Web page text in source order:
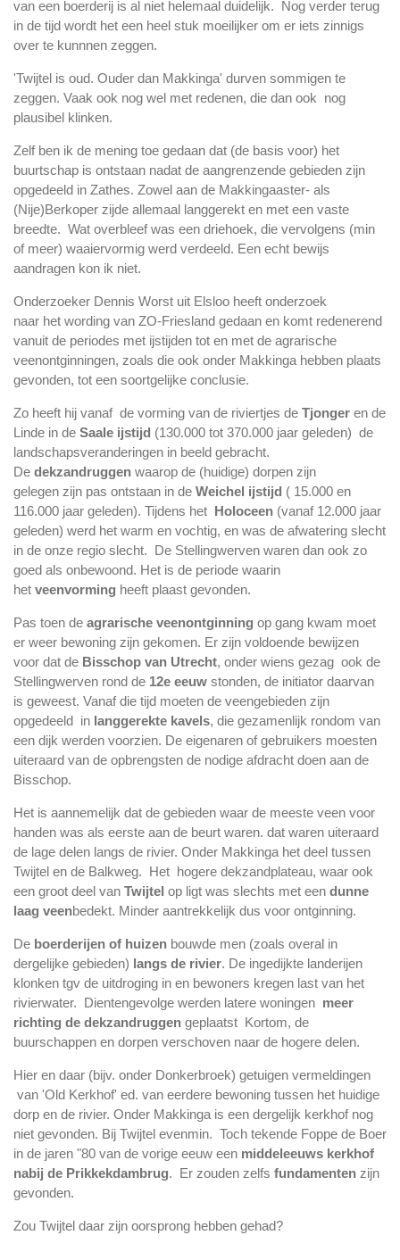
van een boerderij is al niet helemaal duidelijk. Nog verder terug
in de tijd wordt het een heel stuk moeilijker om er iets zinnigs
over te kunnnen zeggen.
'Twijtel is oud. Ouder dan Makkinga' durven sommigen te
zeggen. Vaak ook nog wel met redenen, die dan ook nog
plausibel klinken.
Zelf ben ik de mening toe gedaan dat (de basis voor) het
buurtschap is ontstaan nadat de aangrenzende gebieden zijn
opgedeeld in Zathes. Zowel aan de Makkingaaster- als
(Nije)Berkoper zijde allemaal langgerekt en met een vaste
breedte. Wat overbleef was een driehoek, die vervolgens (min
of meer) waaiervormig werd verdeeld. Een echt bewijs
aandragen kon ik niet.
Onderzoeker Dennis Worst uit Elsloo heeft onderzoek
naar het wording van ZO-Friesland gedaan en komt redenerend
vanuit de periodes met ijstijden tot en met de agrarische
veenontginningen, zoals die ook onder Makkinga hebben plaats
gevonden, tot een soortgelijke conclusie.
Zo heeft hij vanaf de vorming van de riviertjes de Tjonger en de
Linde in de Saale ijstijd (130.000 tot 370.000 jaar geleden) de
landschapsveranderingen in beeld gebracht.
De dekzandruggen waarop de (huidige) dorpen zijn
gelegen zijn pas ontstaan in de Weichel ijstijd ( 15.000 en
116.000 jaar geleden). Tijdens het Holoceen (vanaf 12.000 jaar
geleden) werd het warm en vochtig, en was de afwatering slecht
in de onze regio slecht. De Stellingwerven waren dan ook zo
goed als onbewoond. Het is de periode waarin
het veenvorming heeft plaast gevonden.
Pas toen de agrarische veenontginning op gang kwam moet
er weer bewoning zijn gekomen. Er zijn voldoende bewijzen
voor dat de Bisschop van Utrecht, onder wiens gezag ook de
Stellingwerven rond de 12e eeuw stonden, de initiator daarvan
is geweest. Vanaf die tijd moeten de veengebieden zijn
opgedeeld in langgerekte kavels, die gezamenlijk rondom van
een dijk werden voorzien. De eigenaren of gebruikers moesten
uiteraard van de opbrengsten de nodige afdracht doen aan de
Bisschop.
Het is aannemelijk dat de gebieden waar de meeste veen voor
handen was als eerste aan de beurt waren. dat waren uiteraard
de lage delen langs de rivier. Onder Makkinga het deel tussen
Twijtel en de Balkweg. Het hogere dekzandplateau, waar ook
een groot deel van Twijtel op ligt was slechts met een dunne
laag veenbedekt. Minder aantrekkelijk dus voor ontginning.
De boerderijen of huizen bouwde men (zoals overal in
dergelijke gebieden) langs de rivier. De ingedijkte landerijen
klonken tgv de uitdroging in en bewoners kregen last van het
rivierwater. Dientengevolge werden latere woningen meer
richting de dekzandruggen geplaatst Kortom, de
buurschappen en dorpen verschoven naar de hogere delen.
Hier en daar (bijv. onder Donkerbroek) getuigen vermeldingen
van 'Old Kerkhof' ed. van eerdere bewoning tussen het huidige
dorp en de rivier. Onder Makkinga is een dergelijk kerkhof nog
niet gevonden. Bij Twijtel evenmin. Toch tekende Foppe de Boer
in de jaren "80 van de vorige eeuw een middeleeuws kerkhof
nabij de Prikkekdambrug. Er zouden zelfs fundamenten zijn
gevonden.
Zou Twijtel daar zijn oorsprong hebben gehad?